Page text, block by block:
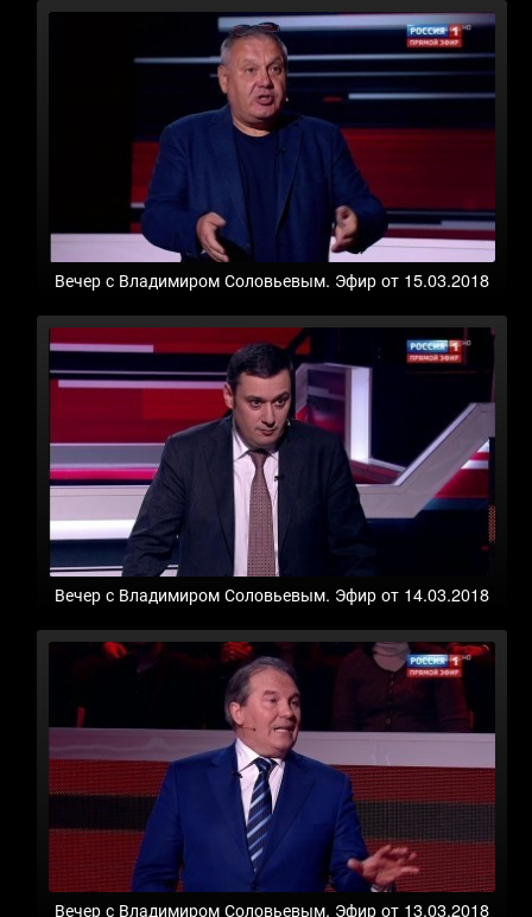
Вечер с Владимиром Соловьевым. Эфир от 15.03.2018
Вечер с Владимиром Соловьевым. Эфир от 14.03.2018
Вечер с Владимиром Соловьевым. Эфир от 13.03.2018